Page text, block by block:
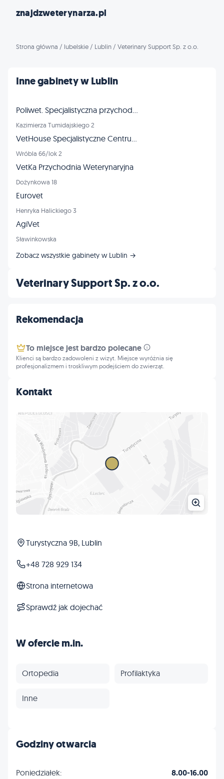
znajdzweterynarza.pl
Strona główna / lubelskie / Lublin / Veterinary Support Sp. z o.o.
Veterinary Support Sp. z o.o.
Kontakt
Turystyczna 9B, Lublin
+48 728 929 134
Strona internetowa
Sprawdź jak dojechać
W ofercie m.in.
Ortopedia Profilaktyka
Inne
Inne gabinety w Lublin
Poliwet. Specjalistyczna przychodnia dla zwierząt, RTG, USG, EKG
Kazimierza Tumidajskiego 2
VetHouse Specjalistyczne Centrum Weterynaryjne
Wróbla 66/lok 2
VetKa Przychodnia Weterynaryjna
Dożynkowa 18
Eurovet
Henryka Halickiego 3
AgiVet
Sławinkowska
Zobacz wszystkie gabinety w Lublin →
Rekomendacja
To miejsce jest bardzo polecane
Klienci są bardzo zadowoleni z wizyt. Miejsce wyróżnia się
profesjonalizmem i troskliwym podejściem do zwierząt.
Godziny otwarcia
Poniedziałek: 8.00-16.00